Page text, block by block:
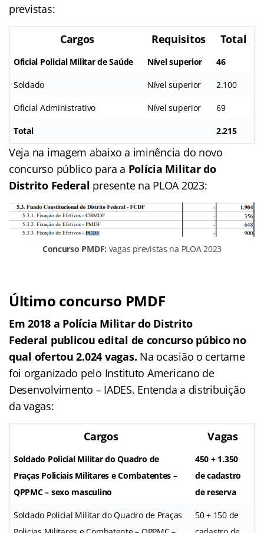
previstas:
Cargos Requisitos Total
Oficial Policial Militar de Saúde Nível superior 46
Soldado Nível superior 2.100
Oficial Administrativo Nível superior 69
Total 2.215
Veja na imagem abaixo a iminência do novo
concurso público para a Polícia Militar do
Distrito Federal presente na PLOA 2023:
Concurso PMDF: vagas previstas na PLOA 2023
Último concurso PMDF
Em 2018 a Polícia Militar do Distrito
Federal publicou edital de concurso púbico no
qual ofertou 2.024 vagas. Na ocasião o certame
foi organizado pelo Instituto Americano de
Desenvolvimento – IADES. Entenda a distribuição
da vagas:
Cargos Vagas
Soldado Policial Militar do Quadro de
Praças Policiais Militares e Combatentes –
QPPMC – sexo masculino
450 + 1.350
de cadastro
de reserva
Soldado Policial Militar do Quadro de Praças
50 + 150 de